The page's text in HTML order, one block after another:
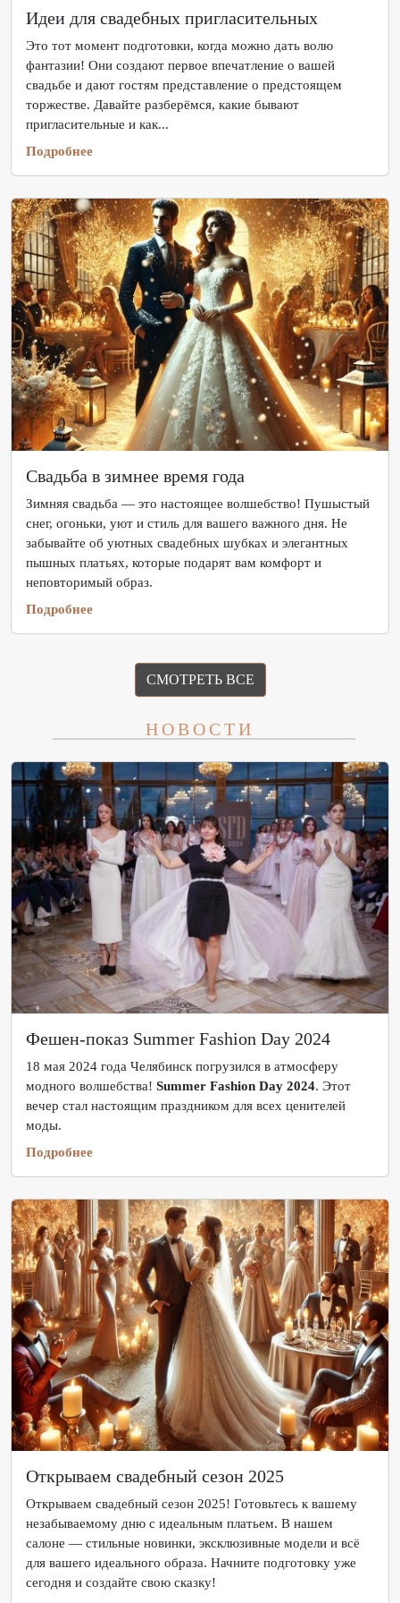
Идеи для свадебных пригласительных
Это тот момент подготовки, когда можно дать волю
фантазии! Они создают первое впечатление о вашей
свадьбе и дают гостям представление о предстоящем
торжестве. Давайте разберёмся, какие бывают
пригласительные и как...
Подробнее
Свадьба в зимнее время года
Зимняя свадьба — это настоящее волшебство! Пушыстый
снег, огоньки, уют и стиль для вашего важного дня. Не
забывайте об уютных свадебных шубках и элегантных
пышных платьях, которые подарят вам комфорт и
неповторимый образ.
Подробнее
СМОТРЕТЬ ВСЕ
НОВОСТИ
Фешен-показ Summer Fashion Day 2024
18 мая 2024 года Челябинск погрузился в атмосферу
модного волшебства! Summer Fashion Day 2024. Этот
вечер стал настоящим праздником для всех ценителей
моды.
Подробнее
Открываем свадебный сезон 2025
Открываем свадебный сезон 2025! Готовьтесь к вашему
незабываемому дню с идеальным платьем. В нашем
салоне — стильные новинки, эксклюзивные модели и всё
для вашего идеального образа. Начните подготовку уже
сегодня и создайте свою сказку!